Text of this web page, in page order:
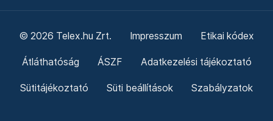
© 2026 Telex.hu Zrt. Impresszum Etikai kódex
Átláthatóság ÁSZF Adatkezelési tájékoztató
Sütitájékoztató Süti beállítások Szabályzatok